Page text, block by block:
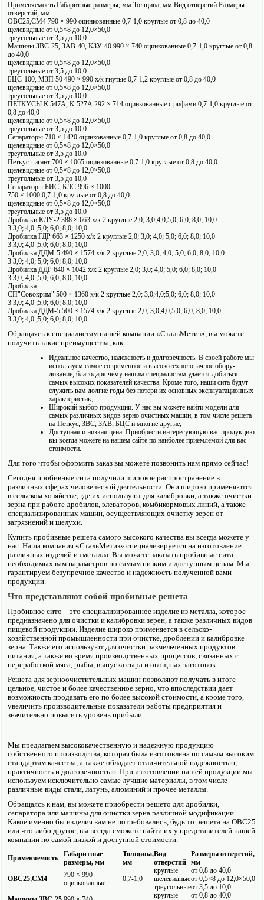
Применяемость Габаритные размеры, мм Толщина, мм Вид отверстий Размеры
отверстий, мм
ОВС25,СМ4 790 × 990 оцинкованные 0,7-1,0 круглые от 0,8 до 40,0
щелевидные от 0,5×8 до 12,0×50,0
треугольные от 3,5 до 10,0
Машины ЗВС-25, ЗАВ-40, КЗУ-40 990 × 740 оцинкованные 0,7-1,0 круглые от 0,8
до 40,0
щелевидные от 0,5×8 до 12,0×50,0
треугольные от 3,5 до 10,0
БЦС-100, МЗП 50 490 × 990 х/к гнутые 0,7-1,2 круглые от 0,8 до 40,0
щелевидные от 0,5×8 до 12,0×50,0
треугольные от 3,5 до 10,0
ПЕТКУСЫ К 547А, К-527А 292 × 714 оцинкованные с рифами 0,7-1,0 круглые от
0,8 до 40,0
щелевидные от 0,5×8 до 12,0×50,0
треугольные от 3,5 до 10,0
Сепараторы 710 × 1420 оцинкованные 0,7-1,0 круглые от 0,8 до 40,0
щелевидные от 0,5×8 до 12,0×50,0
треугольные от 3,5 до 10,0
Петкус-гигант 700 × 1065 оцинкованные 0,7-1,0 круглые от 0,8 до 40,0
щелевидные от 0,5×8 до 12,0×50,0
треугольные от 3,5 до 10,0
Сепараторы БИС, БЛС 996 × 1000
750 × 1000 0,7-1,0 круглые от 0,8 до 40,0
щелевидные от 0,5×8 до 12,0×50,0
треугольные от 3,5 до 10,0
Дробилки КДУ-2 388 × 663 х/к 2 круглые 2,0; 3,0;4,0;5,0; 6,0; 8,0; 10,0
3 3,0; 4,0 ;5,0; 6,0; 8,0; 10,0
Дробилка ГДР 663 × 1250 х/к 2 круглые 2,0; 3,0; 4,0; 5,0; 6,0; 8,0; 10,0
3 3,0; 4,0 ;5,0; 6,0; 8,0; 10,0
Дробилка ДДМ-5 490 × 1574 х/к 2 круглые 2,0; 3,0; 4,0; 5,0; 6,0; 8,0; 10,0
3 3,0; 4,0; 5,0; 6,0; 8,0; 10,0
Дробилка ДДР 640 × 1042 х/к 2 круглые 2,0; 3,0; 4,0; 5,0; 6,0; 8,0; 10,0
3 3,0; 4,0 ;5,0; 6,0; 8,0; 10,0
Дробилка
СП"Совокрим" 500 × 1360 х/к 2 круглые 2,0; 3,0;4,0;5,0; 6,0; 8,0; 10,0
3 3,0; 4,0 ;5,0; 6,0; 8,0; 10,0
Дробилка ДДМ-5 500 × 1574 х/к 2 круглые 2,0; 3,0;4,0;5,0; 6,0; 8,0; 10,0
3 3,0; 4,0 ;5,0; 6,0; 8,0; 10,0
Обращаясь к специалистам нашей компании «СтальМетиз», вы можете
получить такие преимущества, как:
Идеальное качество, надежность и долговечность. В своей работе мы
исполь­зуем самое современное и высоко­технологичное обору­
дование, благодаря чему нашим специалистам удается добиться
самых высоких показателей качества. Кроме того, наши сита будут
служить вам долгие годы без потери их основных эксплуатационных
характеристик;
Широкий выбор продукции. У нас вы можете найти модели для
самых различных видов зерно очистных машин, в том числе решета
на Петкус, ЗВС, ЗАВ, БЦС и многие другие;
Доступная и низкая цена. Приобрести интересующую вас продукцию
вы всегда можете на нашем сайте по наиболее приемлемой для вас
стоимости.
Для того чтобы оформить заказ вы можете позвонить нам прямо сейчас!
Сегодня пробивные сита получили широкое распространение в
различных сферах человеческой деятельности. Они широко применяются
в сельском хозяйстве, где их исполь­зуют для калибровки, а также очистки
зерна при работе дробилок, элеваторов, комбикормо­вых линий, а также
специализированных машин, осуществляющих очистку зерен от
загрязнений и шелухи.
Купить пробивные решета самого высоко­го качества вы всегда можете у
нас. Наша компания «СтальМетиз» специализируется на изготовление
различных изделий из металла. Вы можете заказать пробивные сита
необходимых вам параметров по самым низким и доступным ценам. Мы
гарантируем безупречное качество и надежность полученной вами
продукции.
Что представляют собой пробивные решета
Пробивное сито – это специализированное изделие из металла, которое
предназна­чено для очистки и калибровки зерен, а также различных видов
пищевой продукции. Изделие широко применяется в сельско­
хозяйственной промышленности при очистке, дроблении и калибровке
зерна. Также его исполь­зуют для очистки размельченных продуктов
питания, а также во время производственных процессов, связанных с
переработкой мяса, рыбы, выпуска сыра и овощных заготовок.
Решета для зерно­очистительных машин позволяют получать в итоге
цельное, чистое и более качественное зерно, что впоследствии дает
возможность продавать его по более высокой стоимости, а кроме того,
увеличить производительные показатели работы предприятия и
значительно повысить уровень прибыли.
Мы предлагаем высоко­качественную и надежную продукцию
собственного производства, которая была изготовлена по самым высоким
стандартам качества, а также обладает отличительной надежностью,
практичность и долговечностью. При изготовлении нашей продукции мы
исполь­зуем исключительно самые лучшие материалы, в том числе
различные виды стали, латунь, алюминий и прочее металлы.
Обращаясь к нам, вы можете приобрести решето для дробилки,
сепаратора или машины для очистки зерна различной модификации.
Какое именно бы изделия вам не потребовались, будь то решета на ОВС25
или что-либо другое, вы всегда сможете найти их у представителей нашей
компании по самой низкой и доступной стоимости.
Применяемость
Габаритные
размеры, мм
Толщина,
мм
Вид
отверстий
Размеры отверстий,
мм
ОВС25,СМ4
790 × 990
оцинкованные
0,7-1,0
круглые
от 0,8 до 40,0
щелевидныеот 0,5×8 до 12,0×50,0
треугольныеот 3,5 до 10,0
круглые
от 0,8 до 40,0